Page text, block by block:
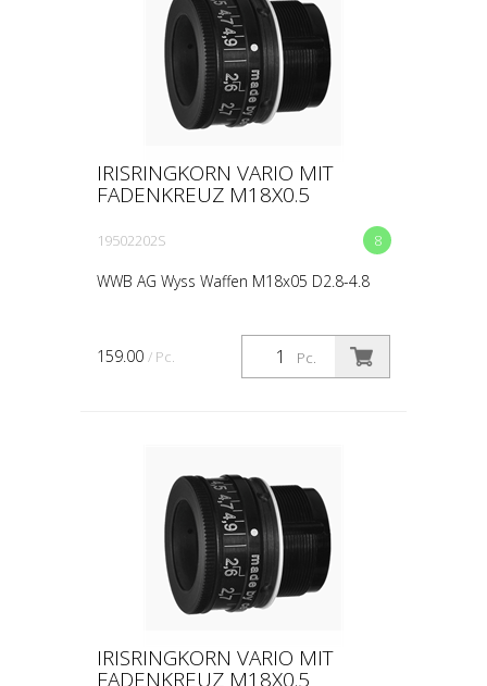
IRISRINGKORN VARIO MIT
FADENKREUZ M18X0.5
8
19502202S
WWB AG Wyss Waffen M18x05 D2.8-4.8
Pc.
159.00 / Pc.
IRISRINGKORN VARIO MIT
FADENKREUZ M18X0.5